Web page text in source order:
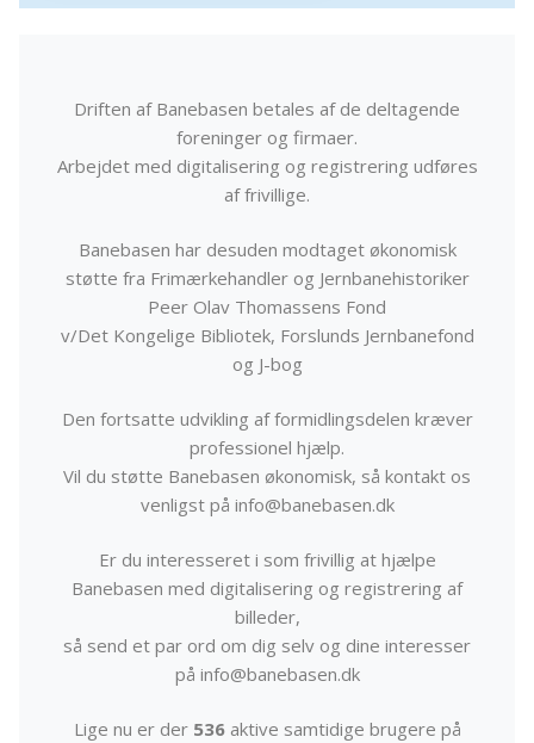
Driften af Banebasen betales af de deltagende
foreninger og firmaer.
Arbejdet med digitalisering og registrering udføres
af frivillige.
Banebasen har desuden modtaget økonomisk
støtte fra Frimærkehandler og Jernbanehistoriker
Peer Olav Thomassens Fond
v/Det Kongelige Bibliotek, Forslunds Jernbanefond
og J-bog
Den fortsatte udvikling af formidlingsdelen kræver
professionel hjælp.
Vil du støtte Banebasen økonomisk, så kontakt os
venligst på info@banebasen.dk
Er du interesseret i som frivillig at hjælpe
Banebasen med digitalisering og registrering af
billeder,
så send et par ord om dig selv og dine interesser
på info@banebasen.dk
Lige nu er der 536aktive samtidige brugere på